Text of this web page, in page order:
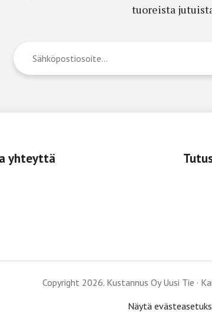
tuoreista
yhteyttä
Copyright 2026. Kustannus Oy Uusi Tie ·
Näytä